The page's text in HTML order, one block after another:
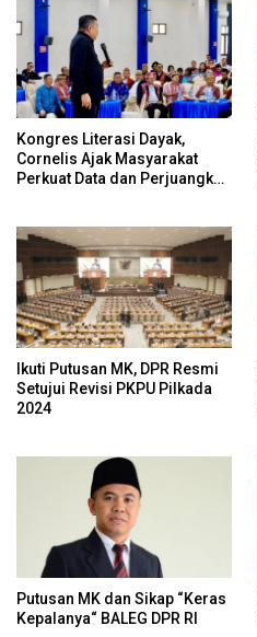
Kongres Literasi Dayak,
Cornelis Ajak Masyarakat
Perkuat Data dan Perjuangkan
Ikuti Putusan MK, DPR Resmi
Setujui Revisi PKPU Pilkada
2024
Putusan MK dan Sikap “Keras
Kepalanya“ BALEG DPR RI